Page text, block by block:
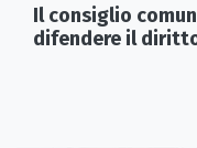
Il consiglio
difendere il